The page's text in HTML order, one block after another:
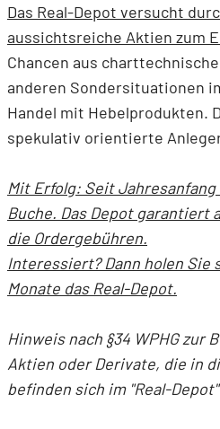
Das Real-Depot versucht
aussichtsreiche Aktien zum
Chancen aus
anderen Sondersituationen
Handel mit Hebelprodukten.
spekulativ orientierte
Mit Erfolg: Seit
Buche. Das Depot garantiert
die Ordergebühren.
Interessiert? Dann holen
Monate das Real-Depot.
Hinweis nach §34 WPHG
Aktien oder Derivate, die in
befinden sich im "Real-Depot"